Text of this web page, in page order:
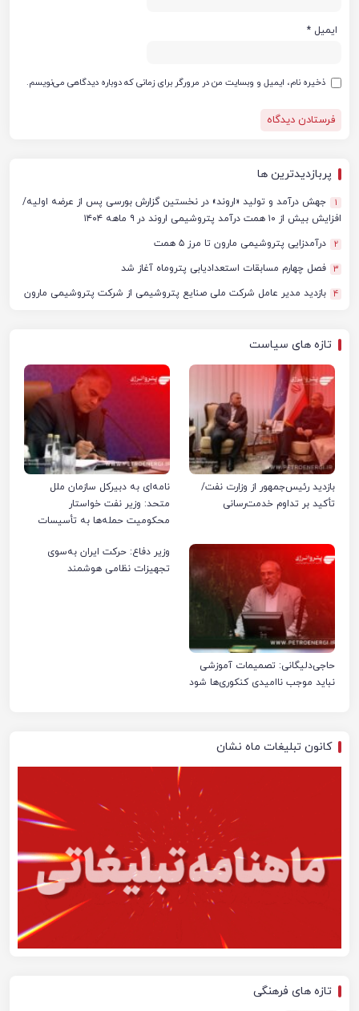
ایمیل *
ذخیره نام، ایمیل و وبسایت من در مرورگر برای زمانی که دوباره دیدگاهی می‌نویسم.
پربازدیدترین ها
1
جهش درآمد و تولید «اروند» در نخستین گزارش بورسی پس از عرضه اولیه/
افزایش بیش از ۱۰ همت درآمد پتروشیمی اروند در ۹ ماهه ۱۴۰۴
2 درآمدزایی پتروشیمی مارون تا مرز ۵ همت
3 فصل چهارم مسابقات استعدادیابی پتروماه آغاز شد
4 بازدید مدیر عامل شرکت ملی صنایع پتروشیمی از شرکت پتروشیمی مارون
تازه های سیاست
بازدید رئیس‌جمهور از وزارت نفت/
تأکید بر تداوم خدمت‌رسانی
نامه‌ای به دبیرکل سازمان ملل
متحد: وزیر نفت خواستار
محکومیت حمله‌ها به تأسیسات
حاجی‌دلیگانی: تصمیمات آموزشی
نباید موجب ناامیدی کنکوری‌ها شود
وزیر دفاع: حرکت ایران به‌سوی
تجهیزات نظامی هوشمند
کانون تبلیغات ماه نشان
تازه های فرهنگی